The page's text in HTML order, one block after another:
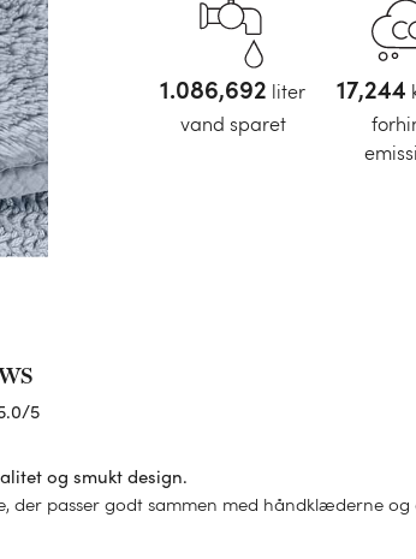
1.194,84 liter
vand sparet
18,96
/5
og smukt design.
der passer godt sammen med håndklæderne og